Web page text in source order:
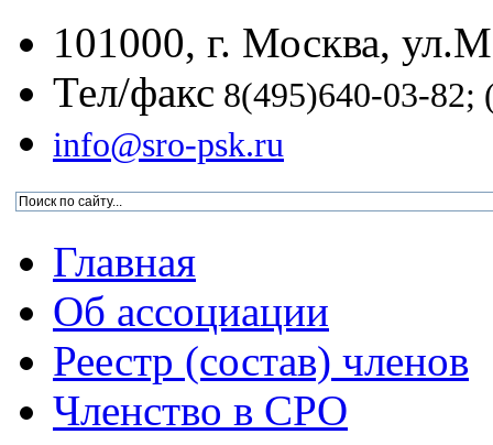
101000, г. Москва,
Тел/факс 8(495)640-03-82;
info@sro-psk.ru
Главная
Об ассоциации
Реестр (состав) членов
Членство в СРО